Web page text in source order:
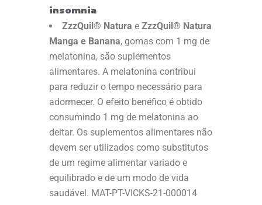
insomnia
ZzzQuil® Natura e ZzzQuil® Natura
Manga e Banana, gomas com 1 mg de
melatonina, são suplementos
alimentares. A melatonina contribui
para reduzir o tempo necessário para
adormecer. O efeito benéfico é obtido
consumindo 1 mg de melatonina ao
deitar. Os suplementos alimentares não
devem ser utilizados como substitutos
de um regime alimentar variado e
equilibrado e de um modo de vida
saudável. MAT-PT-VICKS-21-000014